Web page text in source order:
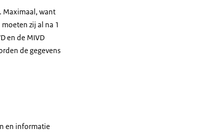
Maximaal, want
zij al na 1
en de MIVD
de gegevens
en informatie